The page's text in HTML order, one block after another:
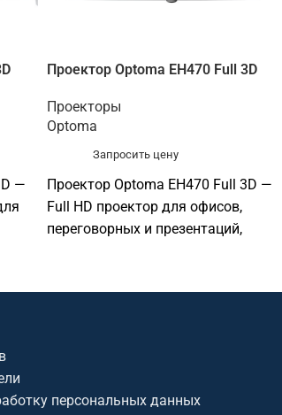
—
Проектор Optoma EH470 Full 3D
Проекторы
Optoma
Запросить цену
Проектор Optoma EH470 Full 3D —
Full HD проектор для офисов,
переговорных и презентаций,
Основные параметры:
персональных данных